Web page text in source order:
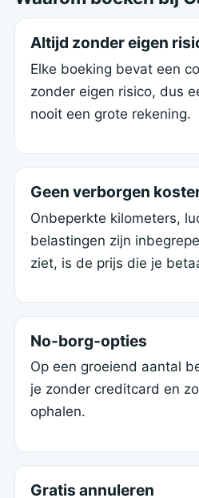
Altijd zonder eigen
Elke boeking bevat een
zonder eigen risico, dus
nooit een grote rekening.
Geen verborgen
Onbeperkte kilometers,
belastingen zijn
ziet, is de prijs die je
No-borg-opties
Op een groeiend aantal
je zonder creditcard en
ophalen.
Gratis annuleren